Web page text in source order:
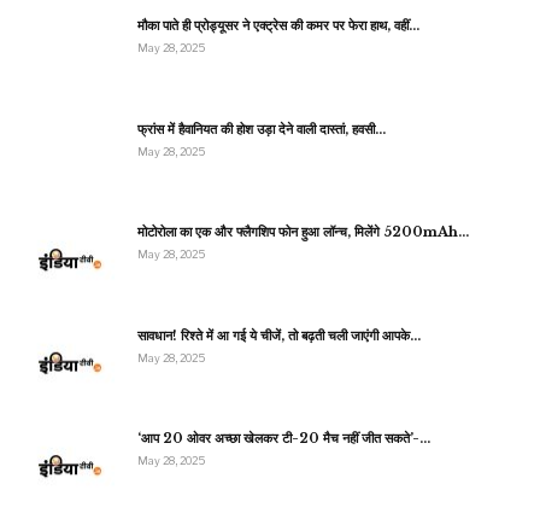
मौका पाते ही प्रोड्यूसर ने एक्ट्रेस की कमर पर फेरा हाथ, वहीं…
May 28, 2025
फ्रांस में हैवानियत की होश उड़ा देने वाली दास्तां, हवसी…
May 28, 2025
मोटोरोला का एक और फ्लैगशिप फोन हुआ लॉन्च, मिलेंगे 5200mAh…
May 28, 2025
सावधान! रिश्ते में आ गई ये चीजें, तो बढ़ती चली जाएंगी आपके…
May 28, 2025
‘आप 20 ओवर अच्छा खेलकर टी-20 मैच नहीं जीत सकते’-…
May 28, 2025